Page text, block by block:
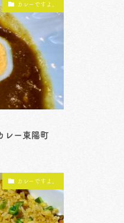
カレーですよ。
レー東陽町
カレーですよ。